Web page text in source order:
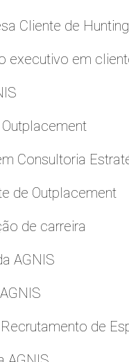
Cliente de Hunting
executivo em
Consultoria
de Outplacement
de carreira
AGNIS
de